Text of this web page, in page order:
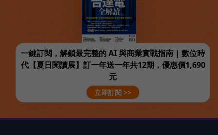
一鍵訂閱，解鎖最完整的 AI 與商業實戰指南 | 數位時
代【夏日閱讀展】訂一年送一年共12期，優惠價1,690
元
立即訂閱 >>